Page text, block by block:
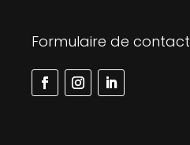
Formulaire de contact